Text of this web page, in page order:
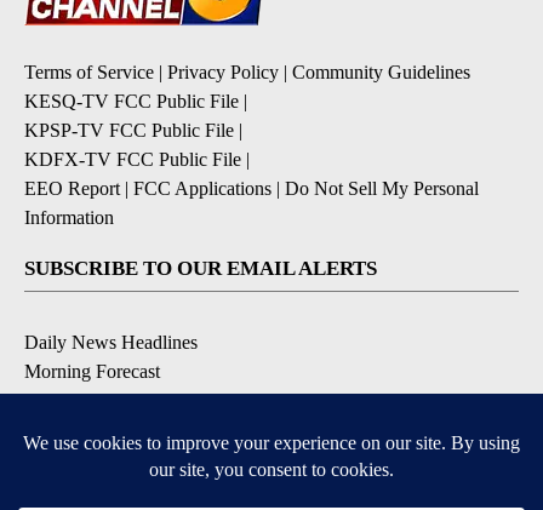
Terms of Service | Privacy Policy | Community Guidelines
KESQ-TV FCC Public File |
KPSP-TV FCC Public File |
KDFX-TV FCC Public File |
EEO Report | FCC Applications | Do Not Sell My Personal
Information
SUBSCRIBE TO OUR EMAIL ALERTS
Daily News Headlines
Morning Forecast
Breaking News
Contests & Promotions